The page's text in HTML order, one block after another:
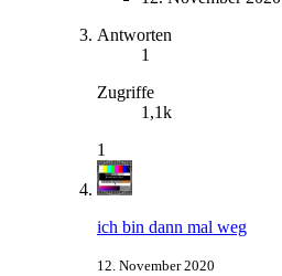
Antworten
1
Zugriffe
1,1k
1
ich bin dann mal weg
12. November 2020